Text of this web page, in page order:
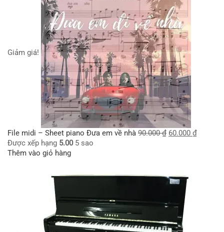
Giảm giá!
File midi – Sheet piano Đưa em về nhà 90.000₫ 60.000 ₫
Được xếp hạng 5.005 sao
Thêm vào giỏ hàng